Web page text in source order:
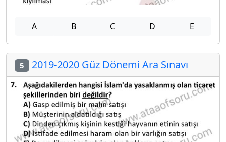
A B C D E
5 2019-2020 Güz Dönemi Ara Sınavı